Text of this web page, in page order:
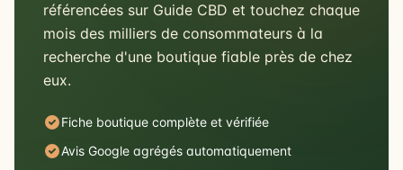
référencées sur Guide CBD et touchez chaque
mois des milliers de consommateurs à la
recherche d'une boutique fiable près de chez
eux.
Fiche boutique complète et vérifiée
Avis Google agrégés automatiquement